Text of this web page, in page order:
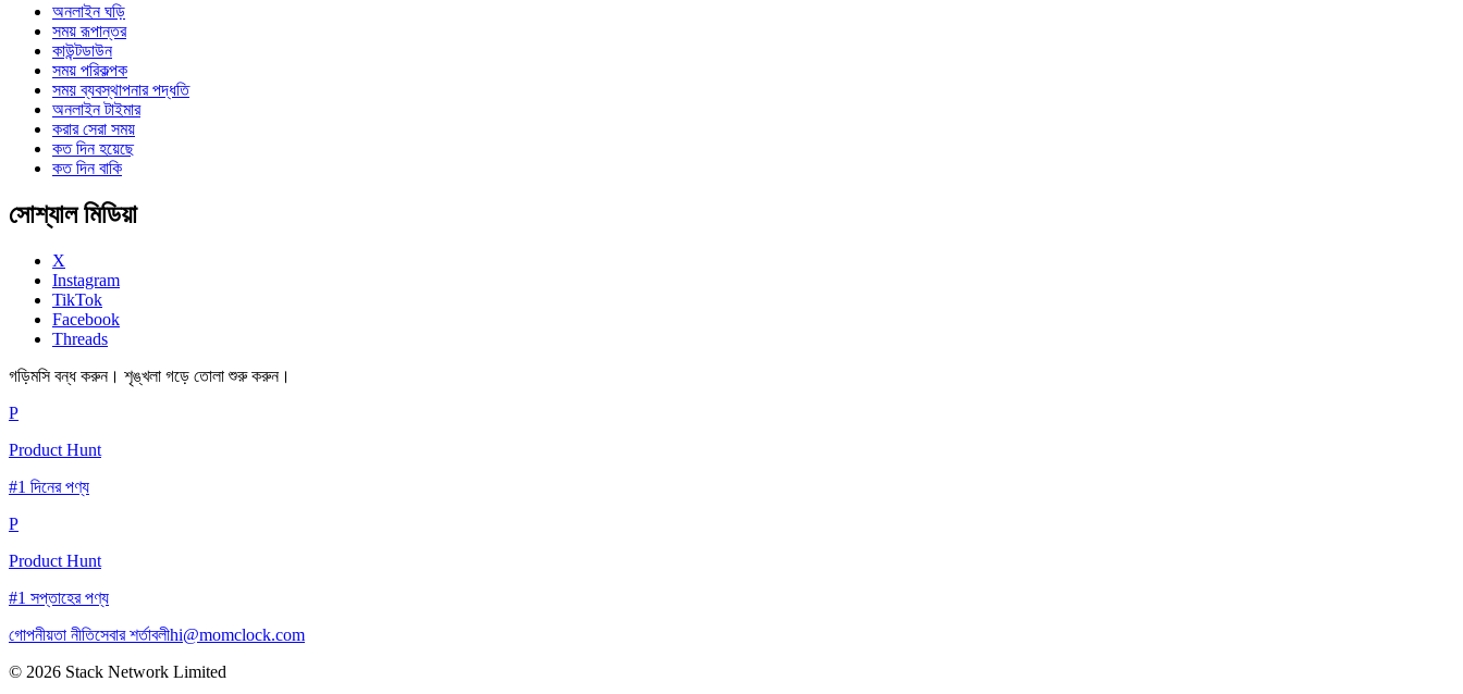
অনলাইন ঘড়ি
সময় রূপান্তর
কাউন্টডাউন
সময় পরিকল্পক
সময় ব্যবস্থাপনার পদ্ধতি
অনলাইন টাইমার
করার সেরা সময়
কত দিন হয়েছে
কত দিন বাকি
সোশ্যাল মিডিয়া
X
Instagram
TikTok
Facebook
Threads
গড়িমসি বন্ধ করুন। শৃঙ্খলা গড়ে তোলা শুরু করুন।
P
Product Hunt
#1 দিনের পণ্য
P
Product Hunt
#1 সপ্তাহের পণ্য
গোপনীয়তা নীতিসেবার শর্তাবলীhi@momclock.com
© 2026 Stack Network Limited